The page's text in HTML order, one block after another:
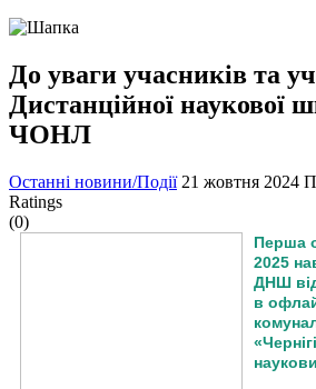
До уваги учасників та
Дистанційної наукової
ЧОНЛ
Останні новини/Події 21 жовтня 2024
Ratings
(0)
Перша
2025
ДНШ
в